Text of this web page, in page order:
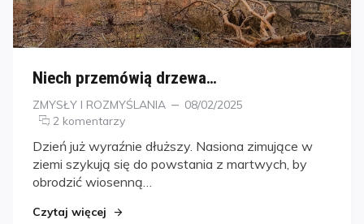
Niech przemówią drzewa…
Kategorie
ZMYSŁY I ROZMYŚLANIA
Posted
08/02/2025
2 komentarzy
Dzień już wyraźnie dłuższy. Nasiona zimujące w
ziemi szykują się do powstania z martwych, by
obrodzić wiosenną…
Czytaj więcej